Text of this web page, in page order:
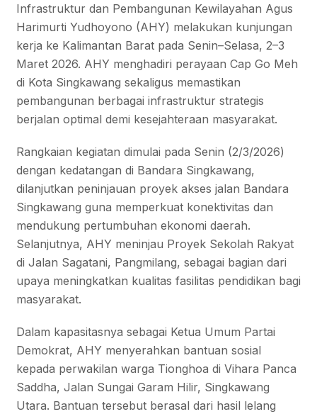
Infrastruktur dan Pembangunan Kewilayahan Agus
Harimurti Yudhoyono (AHY) melakukan kunjungan
kerja ke Kalimantan Barat pada Senin–Selasa, 2–3
Maret 2026. AHY menghadiri perayaan Cap Go Meh
di Kota Singkawang sekaligus memastikan
pembangunan berbagai infrastruktur strategis
berjalan optimal demi kesejahteraan masyarakat.
Rangkaian kegiatan dimulai pada Senin (2/3/2026)
dengan kedatangan di Bandara Singkawang,
dilanjutkan peninjauan proyek akses jalan Bandara
Singkawang guna memperkuat konektivitas dan
mendukung pertumbuhan ekonomi daerah.
Selanjutnya, AHY meninjau Proyek Sekolah Rakyat
di Jalan Sagatani, Pangmilang, sebagai bagian dari
upaya meningkatkan kualitas fasilitas pendidikan bagi
masyarakat.
Dalam kapasitasnya sebagai Ketua Umum Partai
Demokrat, AHY menyerahkan bantuan sosial
kepada perwakilan warga Tionghoa di Vihara Panca
Saddha, Jalan Sungai Garam Hilir, Singkawang
Utara. Bantuan tersebut berasal dari hasil lelang